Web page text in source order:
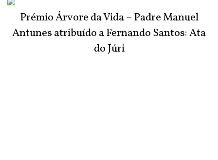
Prémio Árvore da Vida – Padre Manuel
Antunes atribuído a Fernando Santos: Ata
do Júri